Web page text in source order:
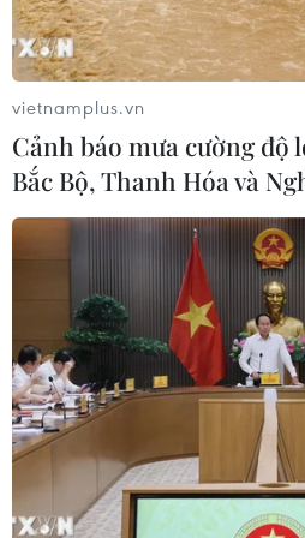
Tiệm trà sữa mới khai
trương ở Lâm Đồng bốc
cháy dữ dội
Khoảng 2h, ngọn lửa bất
ngờ bùng phát tại tiệm trà
sữa KOS mới khai trương
vài ngày tại số 145 Võ Văn
tế
vietnamplus.vn
Cảnh báo mưa cường độ
Bắc Bộ, Thanh Hóa và